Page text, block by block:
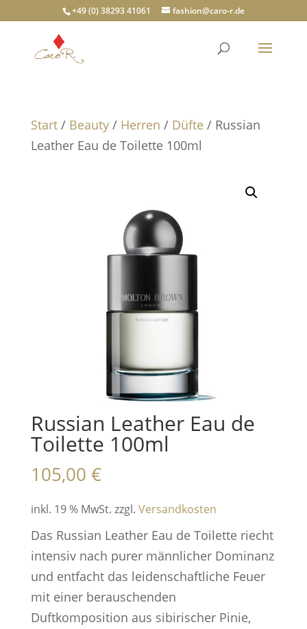
+49 (0) 38293 41061 fashion@caro-r.de
Start/ Beauty/ Herren / Düfte/ Russian
Leather Eau de Toilette 100ml
Russian Leather Eau de
Toilette 100ml
105,00 €
inkl. 19 % MwSt. zzgl. Versandkosten
Das Russian Leather Eau de Toilette riecht
intensiv nach purer männlicher Dominanz
und entfacht das leidenschaftliche Feuer
mit einer berauschenden
Duftkomposition aus sibirischer Pinie,